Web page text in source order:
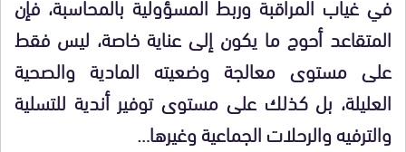
المتقاعد أحوج ما يكون إلى عناية خاصة، ليس فقط
على مستوى معالجة وضعيته المادية والصحية
العليلة، بل كذلك على مستوى توفير أندية للتسلية
والترفيه والرحلات الجماعية وغيرها…